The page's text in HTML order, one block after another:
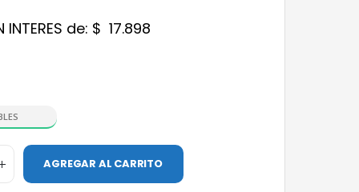
de: $ 17.898
AGREGAR AL CARRITO